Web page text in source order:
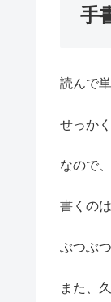
手
読んで
せっか
なので
書くの
ぶつぶ
また、